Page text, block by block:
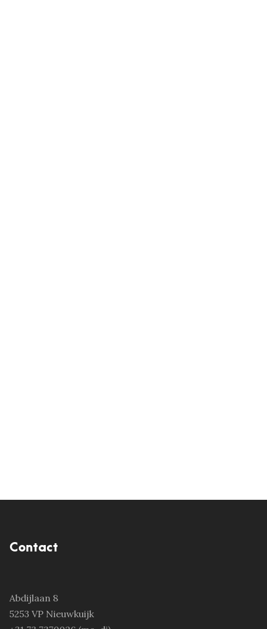
Contact
Abdijlaan 8
5253 VP Nieuwkuijk